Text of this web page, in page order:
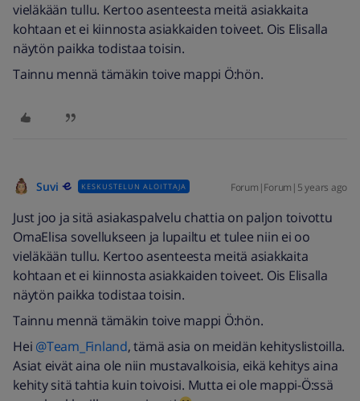
vieläkään tullu. Kertoo asenteesta meitä asiakkaita
kohtaan et ei kiinnosta asiakkaiden toiveet. Ois Elisalla
näytön paikka todistaa toisin.
Tainnu mennä tämäkin toive mappi Ö:hön.
Suvi KESKUSTELUN ALOITTAJA Forum|Forum|5 years ago
Just joo ja sitä asiakaspalvelu chattia on paljon toivottu
OmaElisa sovellukseen ja lupailtu et tulee niin ei oo
vieläkään tullu. Kertoo asenteesta meitä asiakkaita
kohtaan et ei kiinnosta asiakkaiden toiveet. Ois Elisalla
näytön paikka todistaa toisin.
Tainnu mennä tämäkin toive mappi Ö:hön.
Hei @Team_Finland, tämä asia on meidän kehityslistoilla.
Asiat eivät aina ole niin mustavalkoisia, eikä kehitys aina
kehity sitä tahtia kuin toivoisi. Mutta ei ole mappi-Ö:ssä